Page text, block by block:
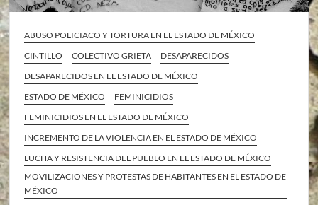
ABUSO POLICIACO Y TORTURA EN EL ESTADO DE MÉXICO
CINTILLO
COLECTIVO GRIETA
DESAPARECIDOS
DESAPARECIDOS EN EL ESTADO DE MÉXICO
ESTADO DE MÉXICO
FEMINICIDIOS
FEMINICIDIOS EN EL ESTADO DE MÉXICO
INCREMENTO DE LA VIOLENCIA EN EL ESTADO DE MÉXICO
LUCHA Y RESISTENCIA DEL PUEBLO EN EL ESTADO DE MÉXICO
MOVILIZACIONES Y PROTESTAS DE HABITANTES EN EL ESTADO DE
MÉXICO